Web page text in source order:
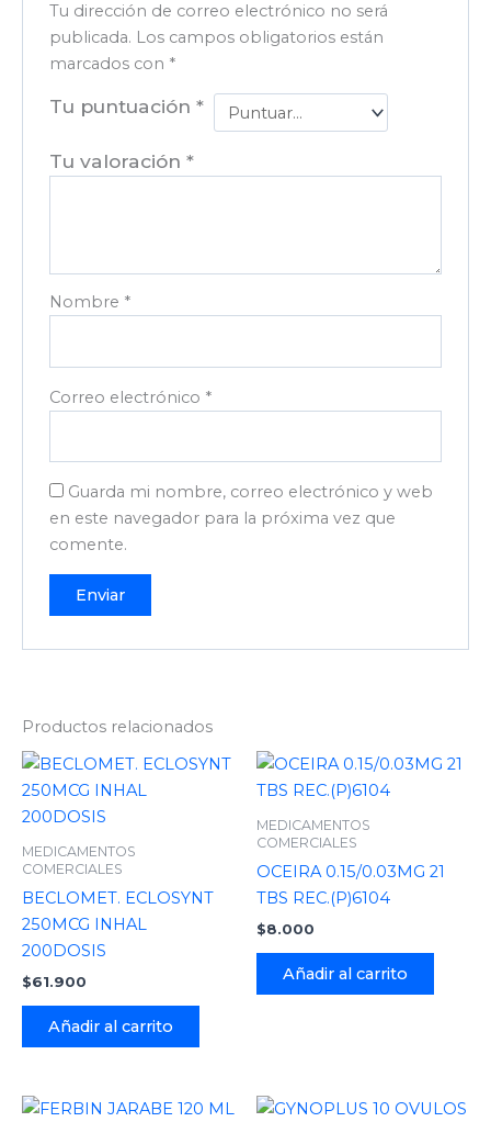
Tu dirección de correo electrónico no será
publicada. Los campos obligatorios están
marcados con *
Tu puntuación*
Tu valoración*
Nombre *
Correo electrónico *
Guarda mi nombre, correo electrónico y web
en este navegador para la próxima vez que
comente.
Productos relacionados
MEDICAMENTOS
COMERCIALES
BECLOMET. ECLOSYNT
250MCG INHAL
200DOSIS
$61.900
Añadir al carrito
MEDICAMENTOS
COMERCIALES
OCEIRA 0.15/0.03MG 21
TBS REC.(P)6104
$8.000
Añadir al carrito